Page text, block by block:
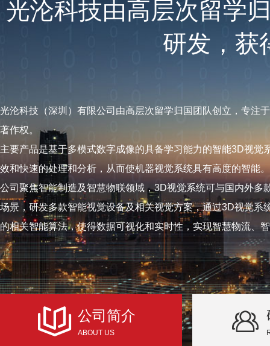
光沦科技由高层次留学
研发，获
光沦科技（深圳）有限公司由高层次留学归国团队创立，专注
著作权。
主要产品是基于多模式数字成像的具备学习能力的智能3D视
效和快速的处理和分析，从而使机器视觉系统具有高度的智能
公司聚焦智能制造及智慧物联领域，3D视觉系统可与国内外
场景，研发多款智能视觉设备及相关视觉方案，通过3D视觉
的相关智能算法，使得数据可视化和实时性，实现智慧物流、
公司简介
ABOUT US